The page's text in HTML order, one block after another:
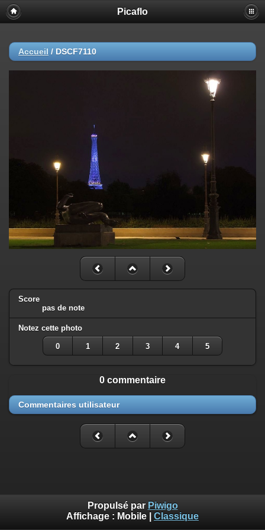
Picaflo
Accueil / DSCF7110
Score
pas de note
Notez cette photo
0 1 2 3 4 5
0 commentaire
Commentaires utilisateur
Propulsé par Piwigo
Affichage : Mobile Classique